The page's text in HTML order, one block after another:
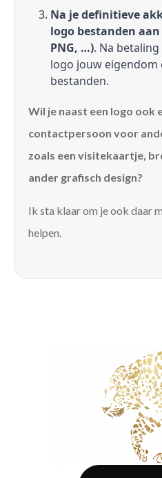
Na je definitieve
logo bestanden aan
PNG, …). Na
logo jouw eigendom
bestanden.
Wil je naast een logo ook
contactpersoon voor
zoals een visitekaartje,
ander grafisch design?
Ik sta klaar om je ook daar
helpen.